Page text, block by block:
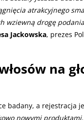
atrakcyjnego
wziewną drogę podania
Jackowska, prezes
na
badany, a rejestracja
nowymi